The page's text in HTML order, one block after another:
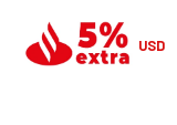
USD